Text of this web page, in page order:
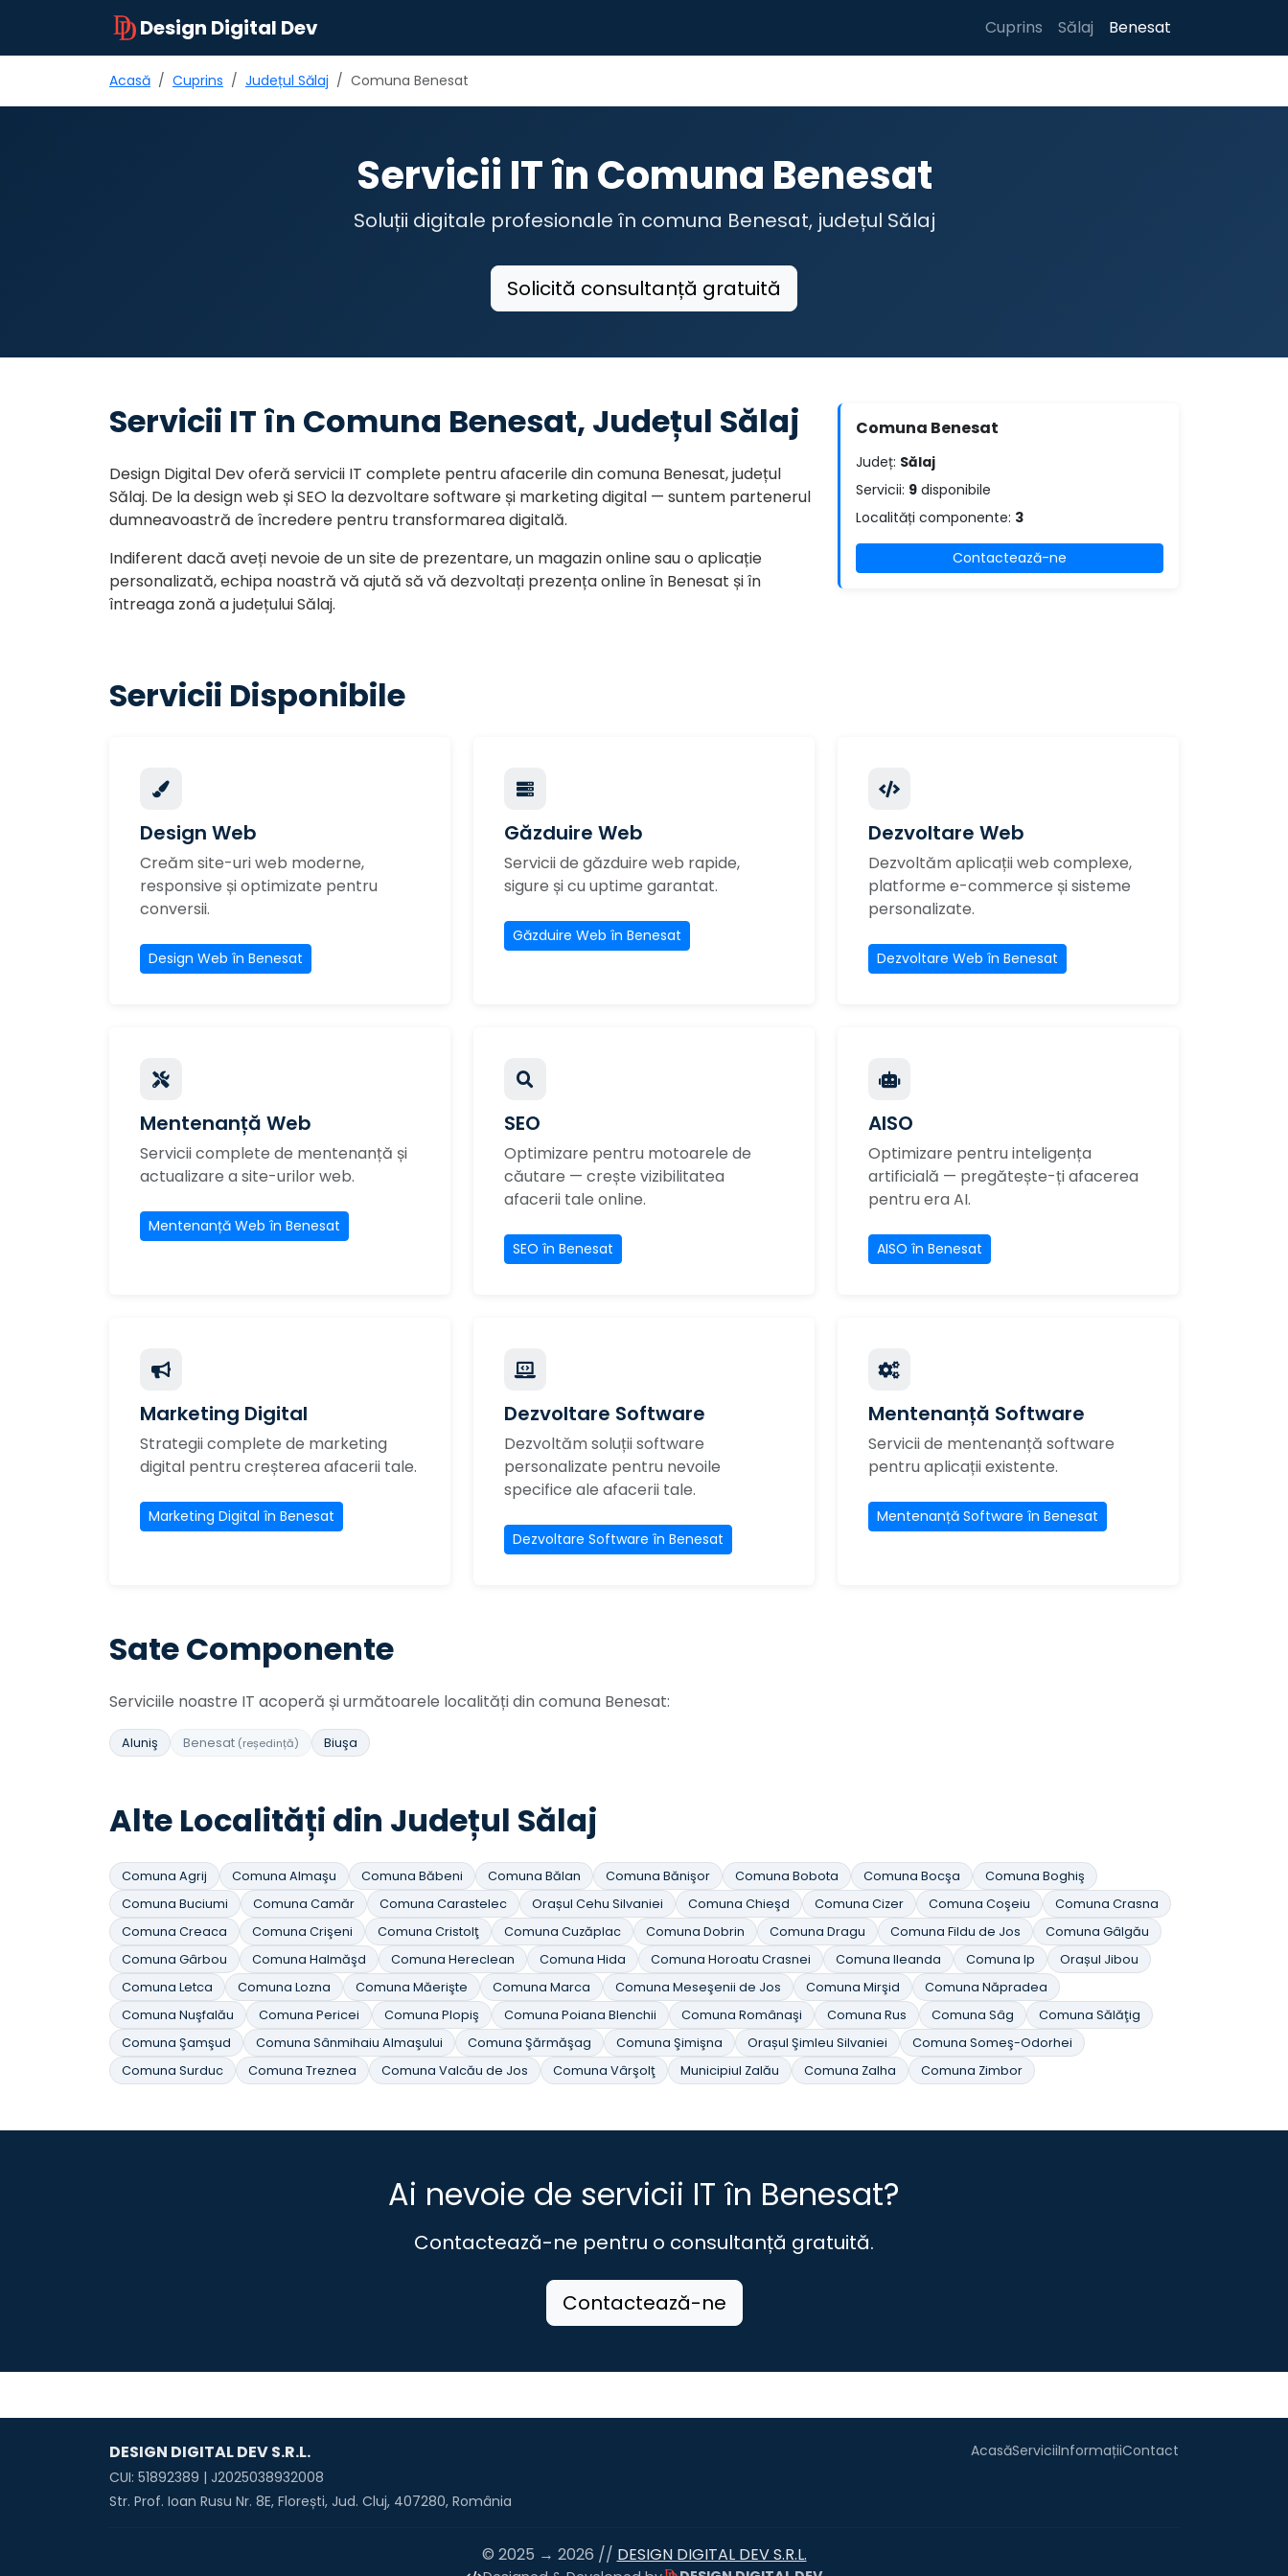
Design Digital Dev Cuprins Sălaj Benesat
Acasă Cuprins Județul Sălaj Comuna Benesat
Servicii IT în Comuna Benesat
Soluții digitale profesionale în comuna Benesat, județul Sălaj
Solicită consultanță gratuită
Servicii IT în Comuna Benesat, Județul Sălaj
Design Digital Dev oferă servicii IT complete pentru afacerile din comuna Benesat, județul
Sălaj. De la design web și SEO la dezvoltare software și marketing digital — suntem partenerul
dumneavoastră de încredere pentru transformarea digitală.
Indiferent dacă aveți nevoie de un site de prezentare, un magazin online sau o aplicație
personalizată, echipa noastră vă ajută să vă dezvoltați prezența online în Benesat și în
întreaga zonă a județului Sălaj.
Comuna Benesat
Județ: Sălaj
Servicii: 9 disponibile
Localități componente: 3
Contactează-ne
Servicii Disponibile
Design Web
Creăm site-uri web moderne,
responsive și optimizate pentru
conversii.
Design Web în Benesat
Găzduire Web
Servicii de găzduire web rapide,
sigure și cu uptime garantat.
Găzduire Web în Benesat
Dezvoltare Web
Dezvoltăm aplicații web complexe,
platforme e-commerce și sisteme
personalizate.
Dezvoltare Web în Benesat
Mentenanță Web
Servicii complete de mentenanță și
actualizare a site-urilor web.
Mentenanță Web în Benesat
SEO
Optimizare pentru motoarele de
căutare — crește vizibilitatea
afacerii tale online.
SEO în Benesat
AISO
Optimizare pentru inteligența
artificială — pregătește-ți afacerea
pentru era AI.
AISO în Benesat
Marketing Digital
Strategii complete de marketing
digital pentru creșterea afacerii tale.
Marketing Digital în Benesat
Dezvoltare Software
Dezvoltăm soluții software
personalizate pentru nevoile
specifice ale afacerii tale.
Dezvoltare Software în Benesat
Mentenanță Software
Servicii de mentenanță software
pentru aplicații existente.
Mentenanță Software în Benesat
Sate Componente
Serviciile noastre IT acoperă și următoarele localități din comuna Benesat:
Aluniş Benesat (reședință) Biuşa
Alte Localități din Județul Sălaj
Comuna Agrij Comuna Almaşu Comuna Băbeni Comuna Bălan Comuna Bănişor Comuna Bobota Comuna Bocşa
Comuna Boghiş
Comuna Buciumi
Comuna Camăr Comuna Carastelec Orașul Cehu Silvaniei Comuna Chieşd Comuna Cizer Comuna Coşeiu
Comuna Crasna
Comuna Creaca
Comuna Crişeni Comuna Cristolţ Comuna Cuzăplac Comuna Dobrin Comuna Dragu Comuna Fildu de Jos
Comuna Gâlgău
Comuna Gârbou
Comuna Halmăşd Comuna Hereclean Comuna Hida Comuna Horoatu Crasnei Comuna Ileanda Comuna Ip
Orașul Jibou
Comuna Letca
Comuna Lozna Comuna Măerişte Comuna Marca Comuna Meseşenii de Jos Comuna Mirşid
Comuna Năpradea
Comuna Nuşfalău
Comuna Pericei Comuna Plopiş Comuna Poiana Blenchii Comuna Românaşi Comuna Rus Comuna Sâg
Comuna Sălăţig
Comuna Şamşud
Comuna Sânmihaiu Almaşului Comuna Şărmăşag Comuna Şimişna Orașul Şimleu Silvaniei
Comuna Someş-Odorhei
Comuna Surduc
Comuna Treznea Comuna Valcău de Jos Comuna Vârşolţ Municipiul Zalău Comuna Zalha Comuna Zimbor
Ai nevoie de servicii IT în Benesat?
Contactează-ne pentru o consultanță gratuită.
Contactează-ne
DESIGN DIGITAL DEV S.R.L.
CUI: 51892389 | J2025038932008
Str. Prof. Ioan Rusu Nr. 8E, Florești, Jud. Cluj, 407280, România
AcasăServiciiInformațiiContact
© 2025 → 2026 // DESIGN DIGITAL DEV S.R.L.